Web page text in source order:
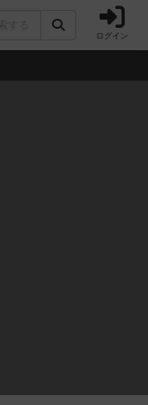
ログイン